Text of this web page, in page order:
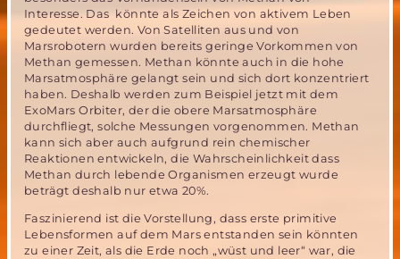
Interesse. Das könnte als Zeichen von aktivem Leben
gedeutet werden. Von Satelliten aus und von
Marsrobotern wurden bereits geringe Vorkommen von
Methan gemessen. Methan könnte auch in die hohe
Marsatmosphäre gelangt sein und sich dort konzentriert
haben. Deshalb werden zum Beispiel jetzt mit dem
ExoMars Orbiter, der die obere Marsatmosphäre
durchfliegt, solche Messungen vorgenommen. Methan
kann sich aber auch aufgrund rein chemischer
Reaktionen entwickeln, die Wahrscheinlichkeit dass
Methan durch lebende Organismen erzeugt wurde
beträgt deshalb nur etwa 20%.
Faszinierend ist die Vorstellung, dass erste primitive
Lebensformen auf dem Mars entstanden sein könnten
zu einer Zeit, als die Erde noch „wüst und leer“ war, die